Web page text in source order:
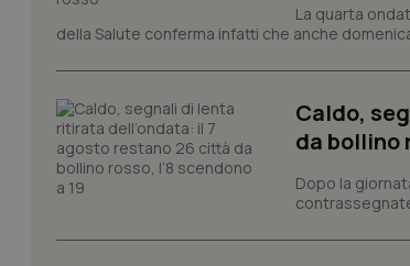
La quarta
della Salute conferma infatti che anche
Caldo,
da bollino
Dopo la
I
e